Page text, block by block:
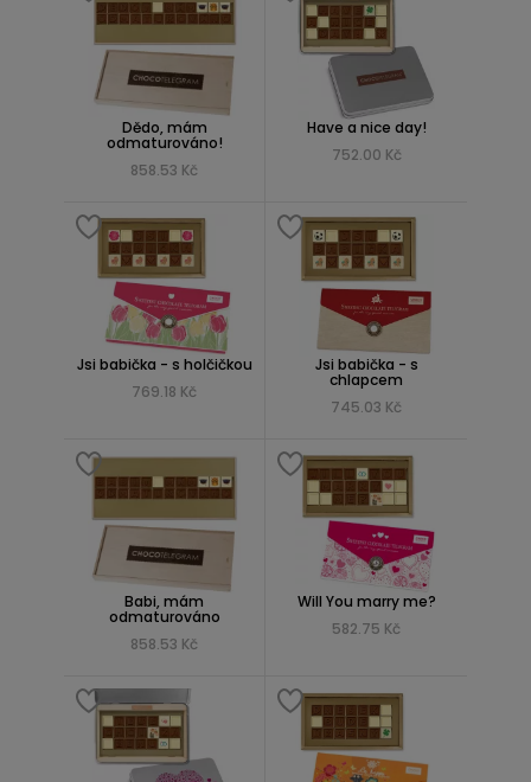
Dědo, mám
odmaturováno!
858.53 Kč
Have a nice day!
752.00 Kč
Jsi babička - s holčičkou
769.18 Kč
Jsi babička - s
chlapcem
745.03 Kč
Babi, mám
odmaturováno
858.53 Kč
Will You marry me?
582.75 Kč